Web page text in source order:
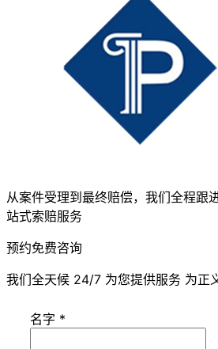
从案件受理到最终赔偿，我们全程跟
站式索赔服务
预约免费咨询
我们全天候 24/7 为您提供服务 为正
名字 *